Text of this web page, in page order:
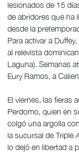
lesionados de 15
de abridores que ha
desde la
Para activar a
al relevista
Laguna). Semanas
Eury Ramos, a
El viernes, las fieras
Perdomo, quien en
colgó una argolla
la sucursal de Triple
lo dejó en libertad a